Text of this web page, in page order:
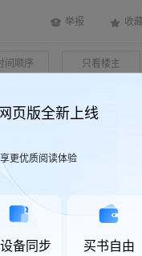
举报 收
间顺序 只看楼主
页版全新上线
更优质阅读体验
备同步 买书自由